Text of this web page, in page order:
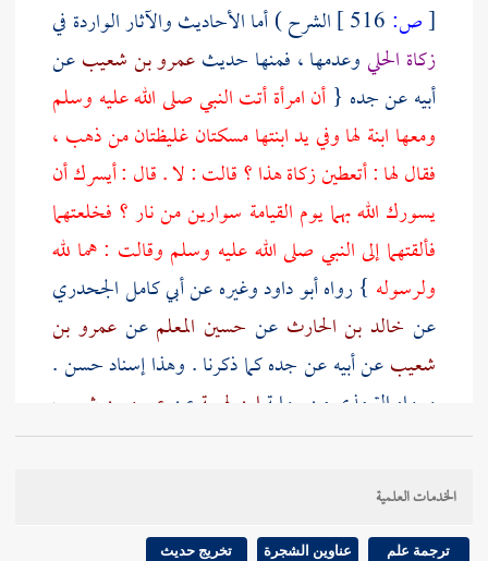
[ص:
الشرح ) أما الأحاديث والآثار الواردة في
زكاة الحليوعدمها ، فمنها حديثعمرو بن شعيبعن
أبيه عن جده { أن امرأة أتت النبي صلى الله عليه وسلم
ومعها ابنة لها وفي يد ابنتها مسكتان غليظتان من ذهب ،
فقال لها : أتعطين زكاة هذا ؟ قالت : لا . قال : أيسرك أن
يسورك الله بهما يوم القيامة سوارين من نار ؟ فخلعتهما
فألقتهما إلى النبي صلى الله عليه وسلم وقالت : هما لله
ولرسوله } رواهأبو داودوغيره عنأبي كامل الجحدري
عن خالد بن الحارثعن حسين المعلمعن عمرو بن
شعيبعن أبيه عن جده كما ذكرنا . وهذا إسناد حسن .
ورواه الترمذي من روايةابن لهيعة عن عمرو بن شعيب
عن أبيه عن جده أن امرأتين ، فذكره بنحوه . ثم قال
الترمذي
والمثنى
الخدمات العلمية
ترجمة علم عناوين الشجرة تخريج حديث